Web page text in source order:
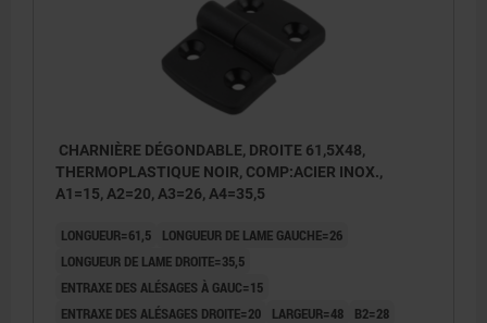
CHARNIÈRE DÉGONDABLE, DROITE 61,5X48,
THERMOPLASTIQUE NOIR, COMP:ACIER INOX.,
A1=15, A2=20, A3=26, A4=35,5
LONGUEUR=61,5
LONGUEUR DE LAME GAUCHE=26
LONGUEUR DE LAME DROITE=35,5
ENTRAXE DES ALÉSAGES À GAUC=15
ENTRAXE DES ALÉSAGES DROITE=20
LARGEUR=48 B2=28